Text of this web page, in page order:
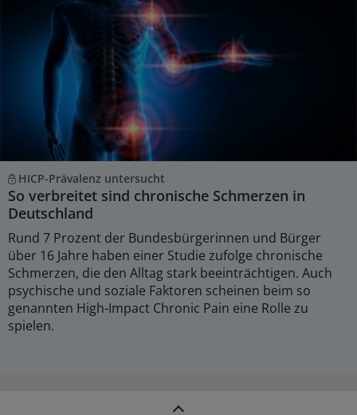
HICP-Prävalenz untersucht
So verbreitet sind chronische Schmerzen in
Deutschland
Rund 7 Prozent der Bundesbürgerinnen und Bürger
über 16 Jahre haben einer Studie zufolge chronische
Schmerzen, die den Alltag stark beeinträchtigen. Auch
psychische und soziale Faktoren scheinen beim so
genannten High-Impact Chronic Pain eine Rolle zu
spielen.